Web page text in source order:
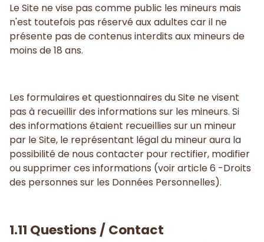
Le Site ne vise pas comme public les mineurs mais
n'est toutefois pas réservé aux adultes car il ne
présente pas de contenus interdits aux mineurs de
moins de 18 ans.
Les formulaires et questionnaires du Site ne visent
pas à recueillir des informations sur les mineurs. Si
des informations étaient recueillies sur un mineur
par le Site, le représentant légal du mineur aura la
possibilité de nous contacter pour rectifier, modifier
ou supprimer ces informations (voir article 6 -Droits
des personnes sur les Données Personnelles).
1.11 Questions / Contact